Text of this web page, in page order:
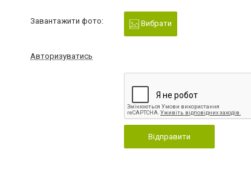
Завантажити фото: Вибрати
Авторизуватись
Відправити